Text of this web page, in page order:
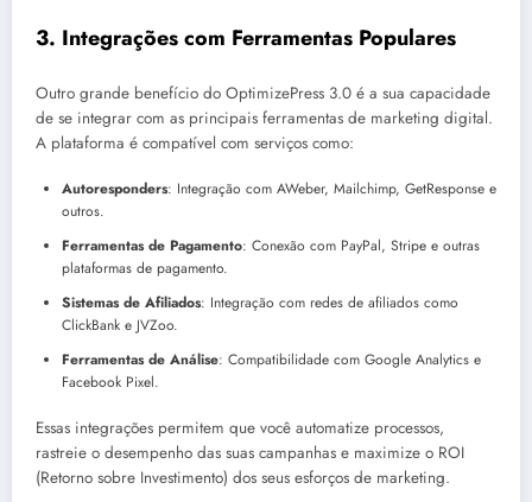
3. Integrações com Ferramentas Populares
Outro grande benefício do OptimizePress 3.0 é a sua capacidade
de se integrar com as principais ferramentas de marketing digital.
A plataforma é compatível com serviços como:
Autoresponders: Integração com AWeber, Mailchimp, GetResponse e
outros.
Ferramentas de Pagamento: Conexão com PayPal, Stripe e outras
plataformas de pagamento.
Sistemas de Afiliados: Integração com redes de afiliados como
ClickBank e JVZoo.
Ferramentas de Análise: Compatibilidade com Google Analytics e
Facebook Pixel.
Essas integrações permitem que você automatize processos,
rastreie o desempenho das suas campanhas e maximize o ROI
(Retorno sobre Investimento) dos seus esforços de marketing.